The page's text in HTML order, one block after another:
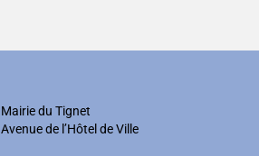
Mairie du Tignet
Avenue de l’Hôtel de Ville